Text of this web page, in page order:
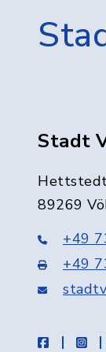
Stadt
89269
+49
+49
facebook